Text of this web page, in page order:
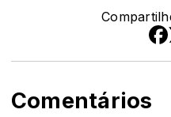
Comentários